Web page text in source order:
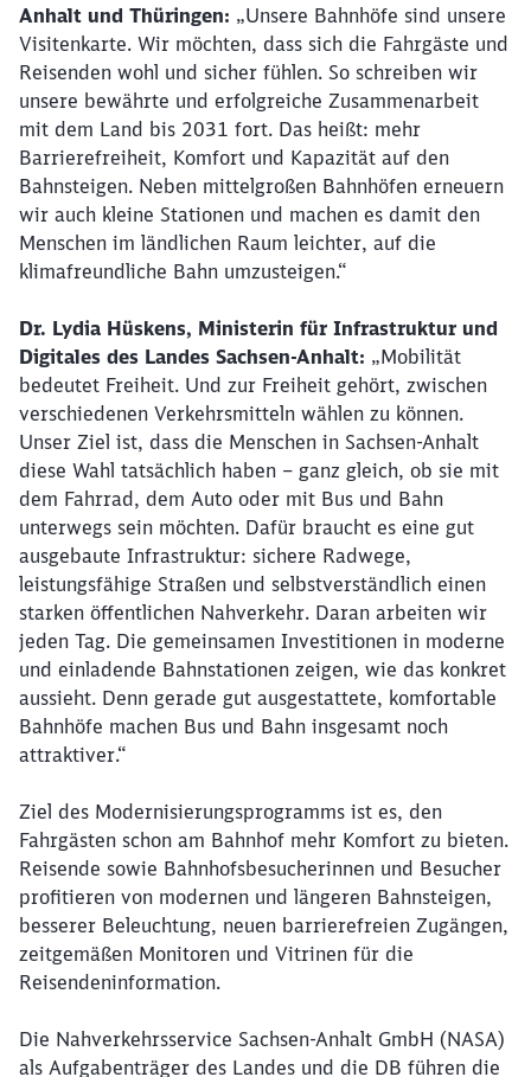
Anhalt und Thüringen: „Unsere Bahnhöfe sind unsere
Visitenkarte. Wir möchten, dass sich die Fahrgäste und
Reisenden wohl und sicher fühlen. So schreiben wir
unsere bewährte und erfolgreiche Zusammenarbeit
mit dem Land bis 2031 fort. Das heißt: mehr
Barrierefreiheit, Komfort und Kapazität auf den
Bahnsteigen. Neben mittelgroßen Bahnhöfen erneuern
wir auch kleine Stationen und machen es damit den
Menschen im ländlichen Raum leichter, auf die
klimafreundliche Bahn umzusteigen.“
Dr. Lydia Hüskens, Ministerin für Infrastruktur und
Digitales des Landes Sachsen-Anhalt: „Mobilität
bedeutet Freiheit. Und zur Freiheit gehört, zwischen
verschiedenen Verkehrsmitteln wählen zu können.
Unser Ziel ist, dass die Menschen in Sachsen-Anhalt
diese Wahl tatsächlich haben – ganz gleich, ob sie mit
dem Fahrrad, dem Auto oder mit Bus und Bahn
unterwegs sein möchten. Dafür braucht es eine gut
ausgebaute Infrastruktur: sichere Radwege,
leistungsfähige Straßen und selbstverständlich einen
starken öffentlichen Nahverkehr. Daran arbeiten wir
jeden Tag. Die gemeinsamen Investitionen in moderne
und einladende Bahnstationen zeigen, wie das konkret
aussieht. Denn gerade gut ausgestattete, komfortable
Bahnhöfe machen Bus und Bahn insgesamt noch
attraktiver.“
Ziel des Modernisierungsprogramms ist es, den
Fahrgästen schon am Bahnhof mehr Komfort zu bieten.
Reisende sowie Bahnhofsbesucherinnen und Besucher
profitieren von modernen und längeren Bahnsteigen,
besserer Beleuchtung, neuen barrierefreien Zugängen,
zeitgemäßen Monitoren und Vitrinen für die
Reisendeninformation.
Die Nahverkehrsservice Sachsen-Anhalt GmbH (NASA)
als Aufgabenträger des Landes und die DB führen die